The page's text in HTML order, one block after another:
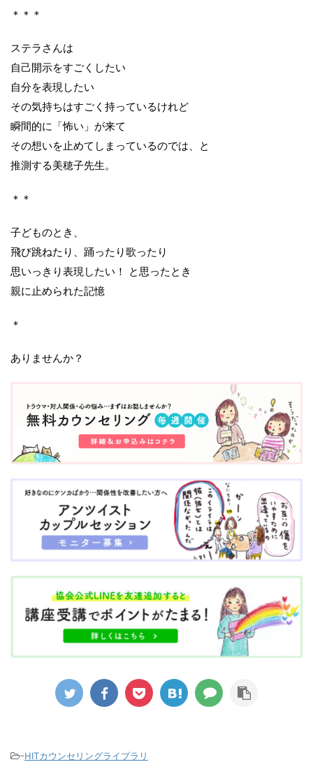
＊＊＊
ステラさんは
自己開示をすごくしたい
自分を表現したい
その気持ちはすごく持っているけれど
瞬間的に「怖い」が来て
その想いを止めてしまっているのでは、と
推測する美穂子先生。
＊＊
子どものとき、
飛び跳ねたり、踊ったり歌ったり
思いっきり表現したい！ と思ったとき
親に止められた記憶
＊
ありませんか？
-HITカウンセリングライブラリ